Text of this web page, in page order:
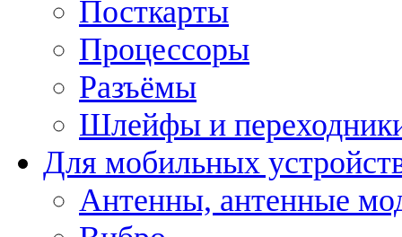
Посткарты
Процессоры
Разъёмы
Шлейфы и
Для мобильных
Антенны, антенные